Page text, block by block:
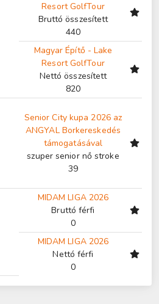
Resort GolfTour
Bruttó összesített
440
Magyar Építő - Lake
Resort GolfTour
Nettó összesített
820
Senior City kupa 2026 az
ANGYAL Borkereskedés
támogatásával
szuper senior nő stroke
39
MIDAM LIGA 2026
Bruttó férfi
0
MIDAM LIGA 2026
Nettó férfi
0